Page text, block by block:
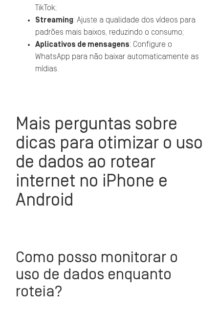
TikTok;
Streaming: Ajuste a qualidade dos vídeos para
padrões mais baixos, reduzindo o consumo;
Aplicativos de mensagens: Configure o
WhatsApp para não baixar automaticamente as
mídias.
Mais perguntas sobre
dicas para otimizar o uso
de dados ao rotear
internet no iPhone e
Android
Como posso monitorar o
uso de dados enquanto
roteia?